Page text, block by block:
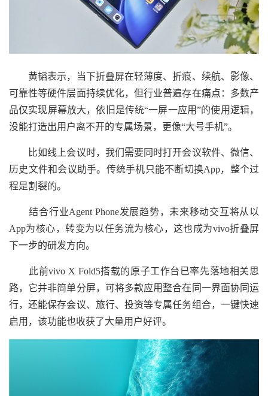
黄韬表示，当下折叠屏在轻薄度、折痕、续航、影像、
可靠性等硬件层面持续优化，但行业普遍存在痛点：多数产
品仅实现屏幕放大，依旧是传统“一屏一应用”的使用逻辑，
没能打造出用户离不开的专属场景，更像“大号手机”。
比如线上会议时，我们需要同时打开会议软件、微信、
历史文件和会议助手。传统手机只能不断切换App，整个过
程是割裂的。
结合行业Agent Phone发展趋势，未来移动交互将从以
App为核心，转变为以任务流为核心，这也成为vivo折叠屏
下一步的研发方向。
此前vivo X Fold5搭载的原子工作台已率先落地相关思
路，它并非简单分屏，可将多款应用整合在同一界面协同运
行，还能保存会议、旅行、投资等专属任务组合，一键快速
启用，该功能也收获了大量用户好评。